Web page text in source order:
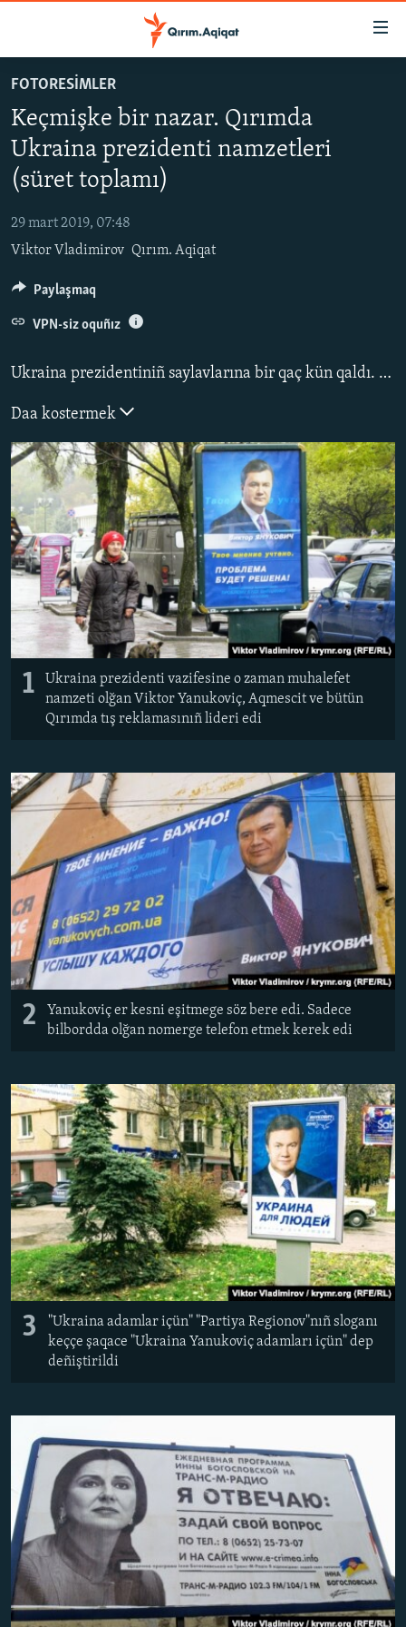
mündericege
qaytmaq
Baş
navigatsiyağa
qaytmaq
qaytmaq
SİYASET
İQTİSADİYAT
CEMİYET
MEDENİYET
İNSAN AQLARI
VİDEO
SÜRET
Русский
Українською
QOŞULIÑIZ!
RFE/RS bütün saytları
FOTORESİMLER
Keçmişke bir nazar. Qırımda
Ukraina prezidenti namzetleri
(süret toplamı)
29 mart 2019, 07:48
Viktor Vladimirov Qırım. Aqiqat
Ukraina prezidentiniñ saylavlarına bir qaç kün qaldı. Saylavdan evel şeer ve köylerniñ soqaqlarında devlet başı vazifesine namzetlerniñ betlerinen bilbordlar peyda oildı.
Daa kostermek
1
Ukraina prezidenti vazifesine o zaman muhalefet
namzeti olğan Viktor Yanukoviç, Aqmescit ve bütün
Qırımda tış reklamasınıñ lideri edi
2
Yanukoviç er kesni eşitmege söz bere edi. Sadece
bilbordda olğan nomerge telefon etmek kerek edi
3
"Ukraina adamlar içün" "Partiya Regionov"nıñ sloganı
keççe şaqace "Ukraina Yanukoviç adamları içün" dep
deñiştirildi
Paylaşmaq
VPN-siz oquñız